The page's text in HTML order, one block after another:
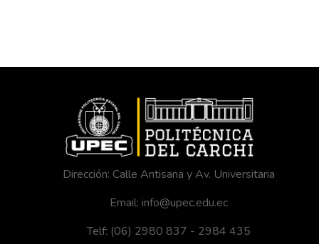
Dirección: Calle Antisana y Av. Universitaria
Email: info@upec.edu.ec
Telf: (06) 2980 837 - 2984 435